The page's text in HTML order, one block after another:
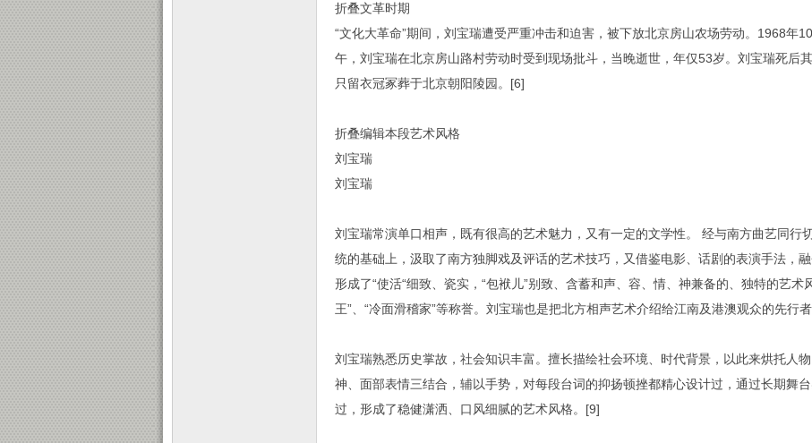
折叠文革时期
“文化大革命”期间，刘宝瑞遭受严重冲击和迫害，被下放北京房山农场劳动。1968年
午，刘宝瑞在北京房山路村劳动时受到现场批斗，当晚逝世，年仅53岁。刘宝瑞死后
只留衣冠冢葬于北京朝阳陵园。[6]
折叠编辑本段艺术风格
刘宝瑞
刘宝瑞
刘宝瑞常演单口相声，既有很高的艺术魅力，又有一定的文学性。 经与南方曲艺同行
统的基础上，汲取了南方独脚戏及评话的艺术技巧，又借鉴电影、话剧的表演手法，
形成了“使活“细致、瓷实，“包袱儿”别致、含蓄和声、容、情、神兼备的、独特的艺
王”、“冷面滑稽家”等称誉。刘宝瑞也是把北方相声艺术介绍给江南及港澳观众的先行者
刘宝瑞熟悉历史掌故，社会知识丰富。擅长描绘社会环境、时代背景，以此来烘托人
神、面部表情三结合，辅以手势，对每段台词的抑扬顿挫都精心设计过，通过长期舞
过，形成了稳健潇洒、口风细腻的艺术风格。[9]